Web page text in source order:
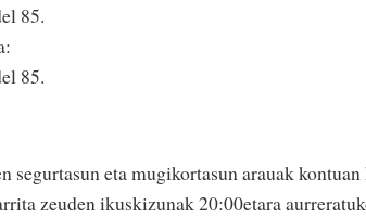
85.
85.
segurtasun eta mugikortasun arauak
zeuden ikuskizunak 20:00etara